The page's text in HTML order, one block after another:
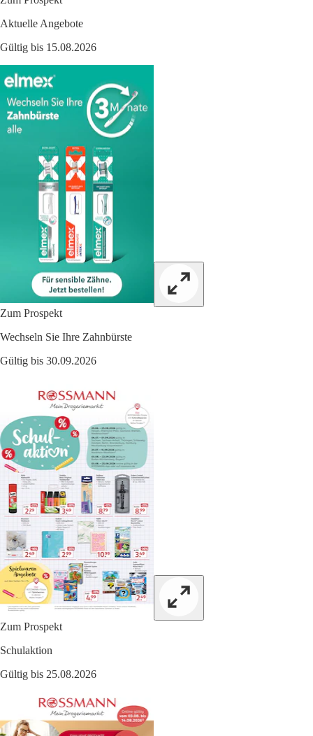
Aktuelle Angebote
Gültig bis 15.08.2026
Zum Prospekt
Wechseln Sie Ihre Zahnbürste
Gültig bis 30.09.2026
Zum Prospekt
Schulaktion
Gültig bis 25.08.2026